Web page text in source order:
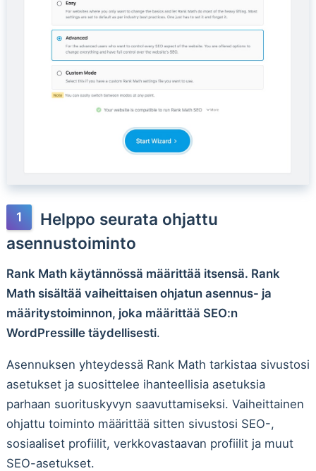
Helppo seurata ohjattu
asennustoiminto
Rank Math käytännössä määrittää itsensä. Rank
Math sisältää vaiheittaisen ohjatun asennus- ja
määritystoiminnon, joka määrittää SEO:n
WordPressille täydellisesti.
Asennuksen yhteydessä Rank Math tarkistaa sivustosi
asetukset ja suosittelee ihanteellisia asetuksia
parhaan suorituskyvyn saavuttamiseksi. Vaiheittainen
ohjattu toiminto määrittää sitten sivustosi SEO-,
sosiaaliset profiilit, verkkovastaavan profiilit ja muut
SEO-asetukset.